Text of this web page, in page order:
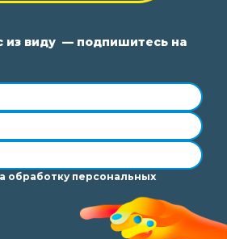
из виду — подпишитесь на
обработкуперсональных